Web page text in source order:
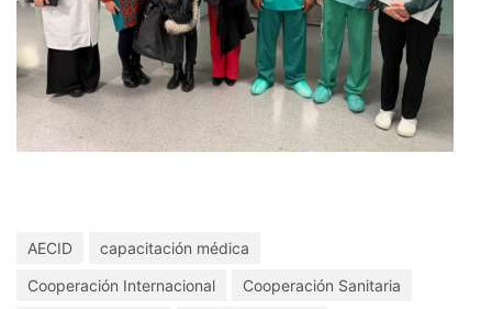
AECID
capacitación médica
Cooperación Internacional
Cooperación Sanitaria